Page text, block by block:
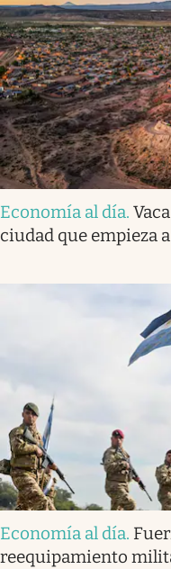
Economía al día.
ciudad que empieza
Economía al día.
reequipamiento